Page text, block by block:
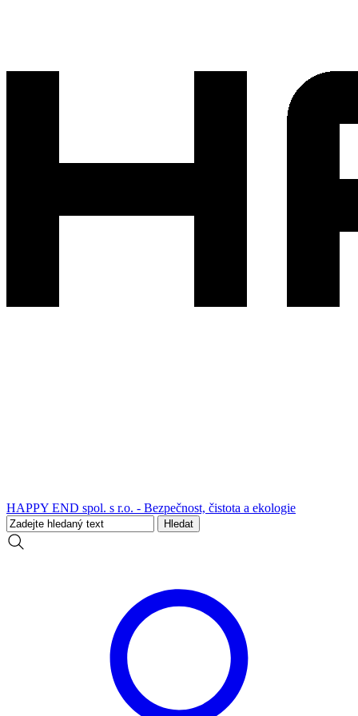
HAPPY END spol. s r.o. - Bezpečnost, čistota a ekologie